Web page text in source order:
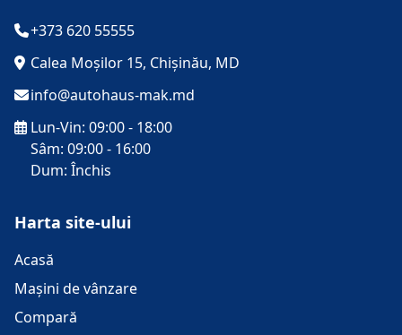
+373 620 55555
Calea Moșilor 15, Chișinău, MD
info@autohaus-mak.md
Lun-Vin: 09:00 - 18:00
Sâm: 09:00 - 16:00
Dum: Închis
Harta site-ului
Acasă
Mașini de vânzare
Compară